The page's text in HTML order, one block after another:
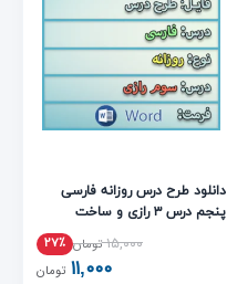
دانلود طرح درس روزانه فارسی
پنجم درس ۳ رازی و ساخت
۱۵,۰۰۰ تومان ۲۷٪
۱۱,۰۰۰ تومان